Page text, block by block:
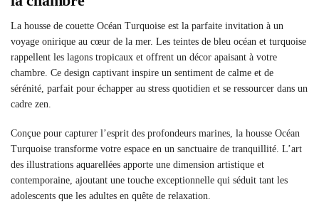
La housse de couette Océan Turquoise est la parfaite invitation à un
voyage onirique au cœur de la mer. Les teintes de bleu océan et turquoise
rappellent les lagons tropicaux et offrent un décor apaisant à votre
chambre. Ce design captivant inspire un sentiment de calme et de
sérénité, parfait pour échapper au stress quotidien et se ressourcer dans un
cadre zen.
Conçue pour capturer l’esprit des profondeurs marines, la housse Océan
Turquoise transforme votre espace en un sanctuaire de tranquillité. L’art
des illustrations aquarellées apporte une dimension artistique et
contemporaine, ajoutant une touche exceptionnelle qui séduit tant les
adolescents que les adultes en quête de relaxation.